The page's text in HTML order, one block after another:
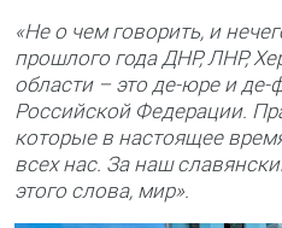
«Не о чем говорить, и
прошлого года ДНР, ЛНР,
области – это де-юре и де-
Российской Федерации.
которые в настоящее
всех нас. За наш
этого слова, мир».